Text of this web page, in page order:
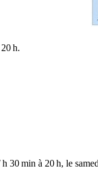
h.
30 min à 20 h, le